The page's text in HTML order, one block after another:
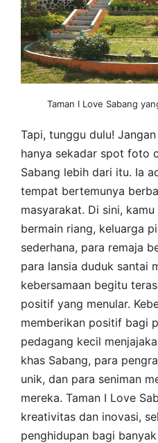
Taman I Love Sabang
Tapi, tunggu dulu!
hanya sekadar spot foto
Sabang lebih dari itu. Ia
tempat bertemunya
masyarakat. Di sini,
bermain riang, keluarga
sederhana, para remaja
para lansia duduk santai
kebersamaan begitu
positif yang menular.
memberikan positif bagi
pedagang kecil
khas Sabang, para
unik, dan para seniman
mereka. Taman I Love
kreativitas dan inovasi,
penghidupan bagi